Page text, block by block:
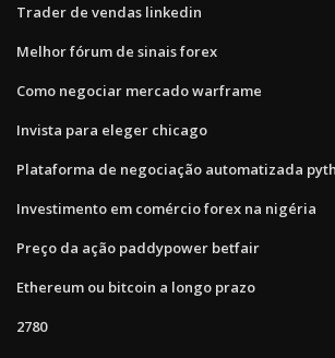
Trader de vendas linkedin
Melhor fórum de sinais forex
Como negociar mercado warframe
Invista para eleger chicago
Plataforma de negociação automatizada
Investimento em comércio forex na nigéria
Preço da ação paddypower betfair
Ethereum ou bitcoin a longo prazo
2780